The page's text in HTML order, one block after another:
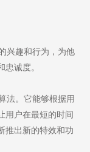
兴趣和行为，为他
诚度。
法。它能够根据用
用户在最短的时间
推出新的特效和功